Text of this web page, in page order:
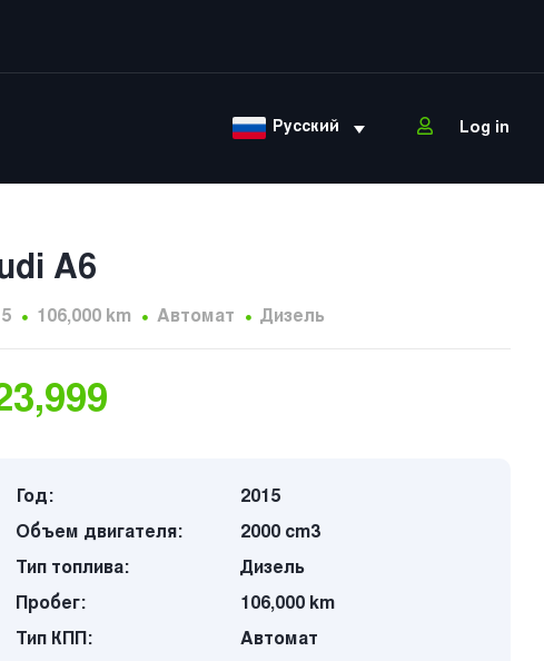
Русский Log in
A6
106,000 km Автомат Дизель
Год:
2015
Объем двигателя:
2000 cm3
Тип топлива:
Дизель
Пробег:
106,000 km
Тип КПП:
Автомат